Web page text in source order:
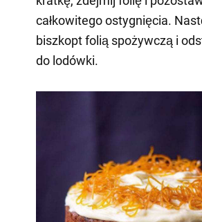
całkowitego ostygnięcia.
biszkopt folią spożywczą i
do lodówki.